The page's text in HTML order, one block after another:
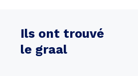
Ils ont trouvé
le graal